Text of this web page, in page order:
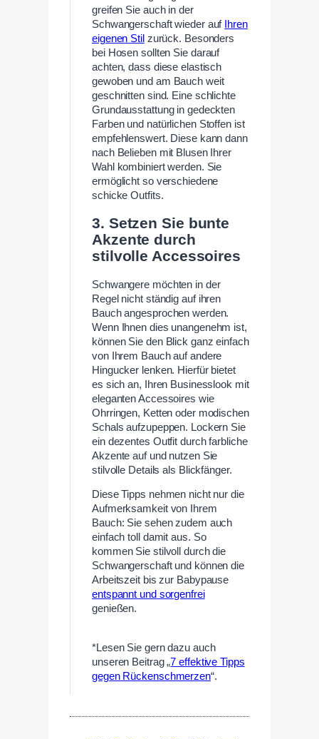
greifen Sie auch in der
Schwangerschaft wieder auf Ihren
eigenen Stil zurück. Besonders
bei Hosen sollten Sie darauf
achten, dass diese elastisch
gewoben und am Bauch weit
geschnitten sind. Eine schlichte
Grundausstattung in gedeckten
Farben und natürlichen Stoffen ist
empfehlenswert. Diese kann dann
nach Belieben mit Blusen Ihrer
Wahl kombiniert werden. Sie
ermöglicht so verschiedene
schicke Outfits.
3. Setzen Sie bunte
Akzente durch
stilvolle Accessoires
Schwangere möchten in der
Regel nicht ständig auf ihren
Bauch angesprochen werden.
Wenn Ihnen dies unangenehm ist,
können Sie den Blick ganz einfach
von Ihrem Bauch auf andere
Hingucker lenken. Hierfür bietet
es sich an, Ihren Businesslook mit
eleganten Accessoires wie
Ohrringen, Ketten oder modischen
Schals aufzupeppen. Lockern Sie
ein dezentes Outfit durch farbliche
Akzente auf und nutzen Sie
stilvolle Details als Blickfänger.
Diese Tipps nehmen nicht nur die
Aufmerksamkeit von Ihrem
Bauch: Sie sehen zudem auch
einfach toll damit aus. So
kommen Sie stilvoll durch die
Schwangerschaft und können die
Arbeitszeit bis zur Babypause
entspannt und sorgenfrei
genießen.
*Lesen Sie gern dazu auch
unseren Beitrag „7 effektive Tipps
gegen Rückenschmerzen“.